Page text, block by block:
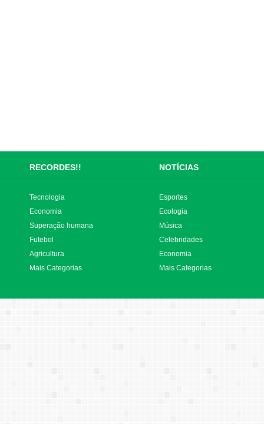
RECORDES!! NOTÍCIAS
Tecnologia
Economia
Superação humana
Futebol
Agricultura
Mais Categorias
Esportes
Ecologia
Música
Celebridades
Economia
Mais Categorias